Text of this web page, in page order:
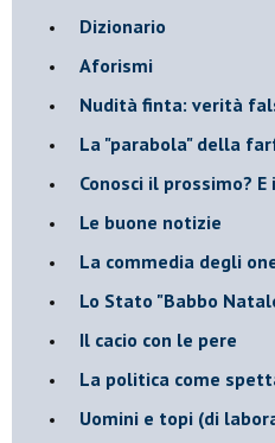
Dizionario
Aforismi
Nudità finta: verità
La "parabola" della
Conosci il prossimo?
Le buone notizie
La commedia degli
Lo Stato "Babbo
Il cacio con le pere
La politica come
Uomini e topi (di